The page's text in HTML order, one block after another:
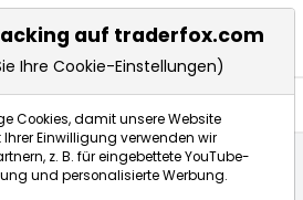
auf traderfox.com
Ihre Cookie-Einstellungen)
Cookies, damit unsere Website
Einwilligung verwenden wir
z. B. für eingebettete YouTube-
und personalisierte Werbung.